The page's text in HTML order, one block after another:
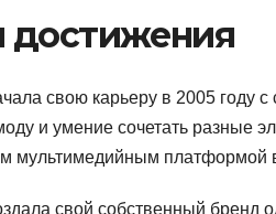
достижения
свою карьеру в 2005 году
и умение сочетать разные
мультимедийным платформой
свой собственный